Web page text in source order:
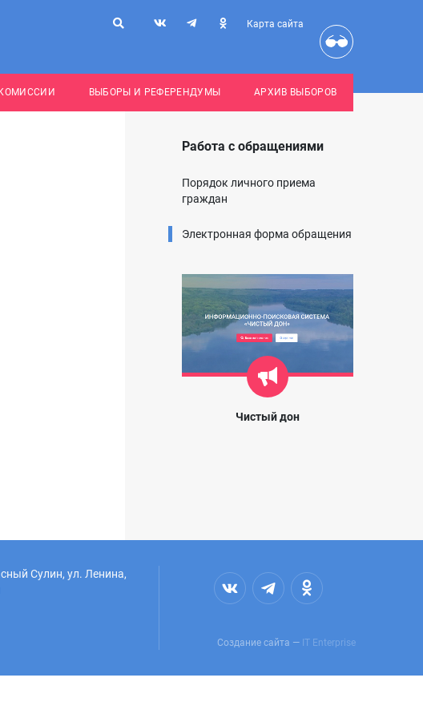
Карта сайта
ВЫБОРЫ И РЕФЕРЕНДУМЫ АРХИВ ВЫБОРОВ
Работа с обращениями
Порядок личного приема
граждан
Электронная форма обращения
Чистый дон
Сулин, ул. Ленина,
Создание сайта — IT Enterprise